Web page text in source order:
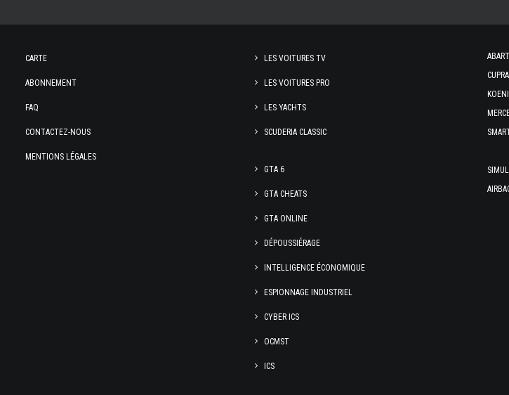
CARTE
ABONNEMENT
FAQ
CONTACTEZ-NOUS
MENTIONS LÉGALES
LES VOITURES TV
LES VOITURES PRO
LES YACHTS
SCUDERIA CLASSIC
GTA 6
GTA CHEATS
GTA ONLINE
DÉPOUSSIÉRAGE
INTELLIGENCE ÉCONOMIQUE
ESPIONNAGE INDUSTRIEL
CYBER ICS
OCMST
ICS
CUPRA